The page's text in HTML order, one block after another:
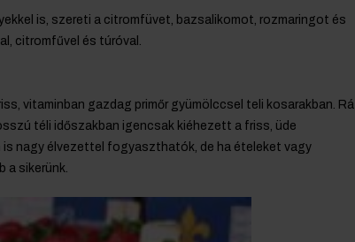
is, szereti a citromfüvet, bazsalikomot, rozmaringot és
citromfűvel és túróval.
vitaminban gazdag primőr gyümölccsel teli kosarakban. Rá
téli időszakban igencsak kiéhezett a friss, üde
is nagy élvezettel fogyaszthatók, de ha ételeket vagy
a sikerünk.